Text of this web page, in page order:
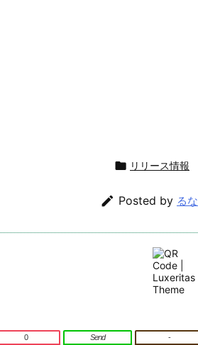
 リリース情報
 Posted by るな
0 Send -